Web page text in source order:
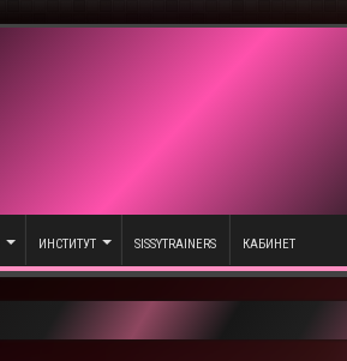
ИНСТИТУТ SISSYTRAINERS КАБИНЕТ